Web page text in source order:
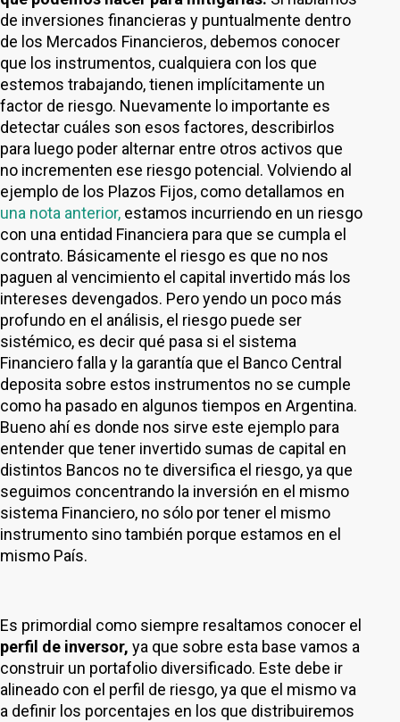
de inversiones financieras y puntualmente dentro
de los Mercados Financieros, debemos conocer
que los instrumentos, cualquiera con los que
estemos trabajando, tienen implícitamente un
factor de riesgo. Nuevamente lo importante es
detectar cuáles son esos factores, describirlos
para luego poder alternar entre otros activos que
no incrementen ese riesgo potencial. Volviendo al
ejemplo de los Plazos Fijos, como detallamos en
una nota anterior, estamos incurriendo en un riesgo
con una entidad Financiera para que se cumpla el
contrato. Básicamente el riesgo es que no nos
paguen al vencimiento el capital invertido más los
intereses devengados. Pero yendo un poco más
profundo en el análisis, el riesgo puede ser
sistémico, es decir qué pasa si el sistema
Financiero falla y la garantía que el Banco Central
deposita sobre estos instrumentos no se cumple
como ha pasado en algunos tiempos en Argentina.
Bueno ahí es donde nos sirve este ejemplo para
entender que tener invertido sumas de capital en
distintos Bancos no te diversifica el riesgo, ya que
seguimos concentrando la inversión en el mismo
sistema Financiero, no sólo por tener el mismo
instrumento sino también porque estamos en el
mismo País.
Es primordial como siempre resaltamos conocer el
perfil de inversor, ya que sobre esta base vamos a
construir un portafolio diversificado. Este debe ir
alineado con el perfil de riesgo, ya que el mismo va
a definir los porcentajes en los que distribuiremos